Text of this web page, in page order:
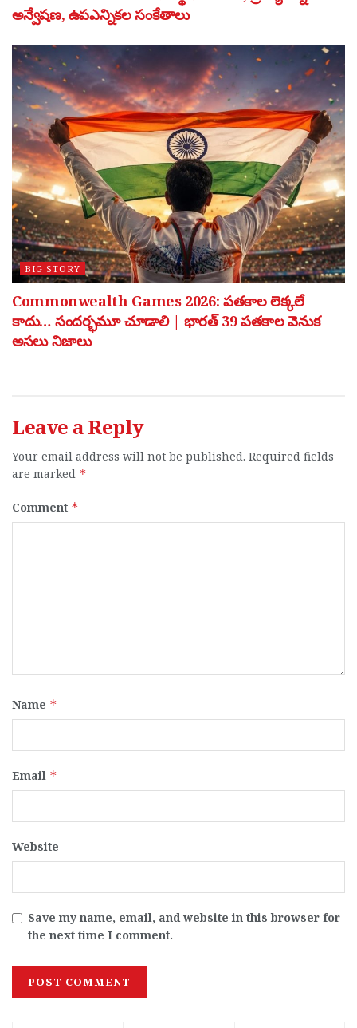
అన్వేషణ, ఉపఎన్నికల సంకేతాలు
BIG STORY
Commonwealth Games 2026: పతకాల లెక్కలే
కాదు… సందర్భమూ చూడాలి | భారత్ 39 పతకాల వెనుక
అసలు నిజాలు
Leave a Reply
Your email address will not be published. Required fields
are marked *
Comment *
Name *
Email *
Website
Save my name, email, and website in this browser for
the next time I comment.